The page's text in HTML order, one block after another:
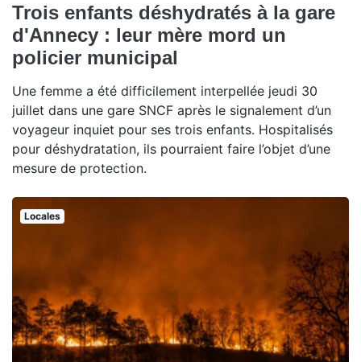
Trois enfants déshydratés à la gare
d'Annecy : leur mère mord un
policier municipal
Une femme a été difficilement interpellée jeudi 30
juillet dans une gare SNCF après le signalement d’un
voyageur inquiet pour ses trois enfants. Hospitalisés
pour déshydratation, ils pourraient faire l’objet d’une
mesure de protection.
Locales